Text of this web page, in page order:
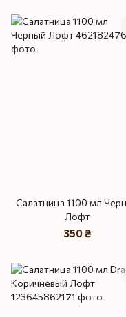
Салатница 1100 мл
Лофт
350 ₴